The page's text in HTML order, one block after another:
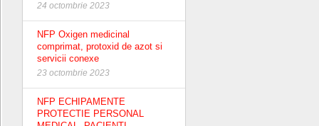
24 octombrie 2023
NFP Oxigen medicinal
comprimat, protoxid de azot si
servicii conexe
23 octombrie 2023
NFP ECHIPAMENTE
PROTECTIE PERSONAL